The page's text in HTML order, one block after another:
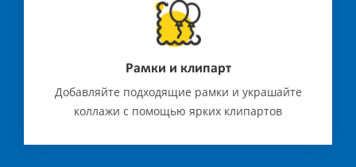
Рамки и клипарт
Добавляйте подходящие рамки и украшайте
коллажи с помощью ярких клипартов